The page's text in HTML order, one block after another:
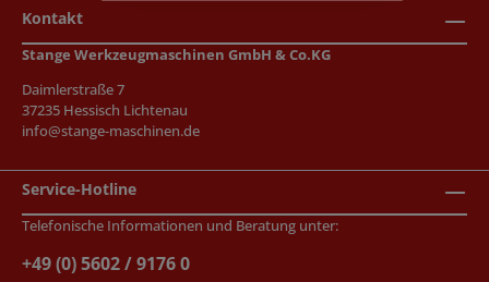
Kontakt
Stange Werkzeugmaschinen GmbH & Co.KG
Daimlerstraße 7
37235 Hessisch Lichtenau
info@stange-maschinen.de
Service-Hotline
Telefonische Informationen und Beratung unter:
+49 (0) 5602 / 9176 0